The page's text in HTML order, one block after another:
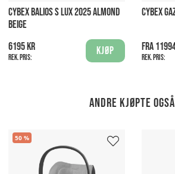
CYBEX BALIOS S LUX 2025 ALMOND
BEIGE
6195 kr
Rek. pris:
Kjøp
CYBEX
Fra
Rek. pris:
Andre kjøpte
50